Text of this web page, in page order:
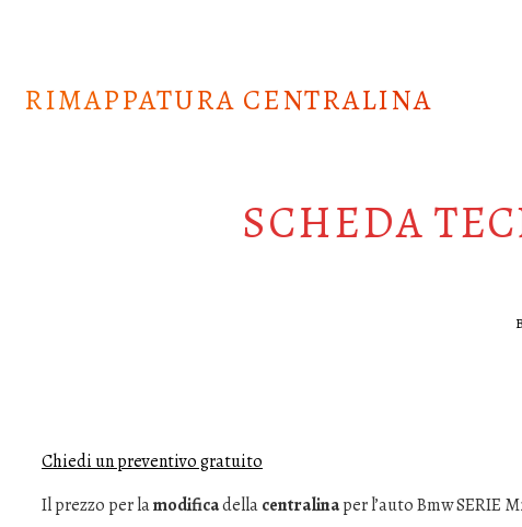
RIMAPPATURA CENTRALINA
SCHEDA
Chiedi un preventivo gratuito
Il prezzo per lamodificadellacentralinaper l’auto Bmw SERIE